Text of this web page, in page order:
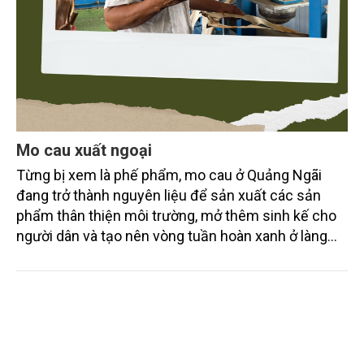
Mo cau xuất ngoại
Từng bị xem là phế phẩm, mo cau ở Quảng Ngãi
đang trở thành nguyên liệu để sản xuất các sản
phẩm thân thiện môi trường, mở thêm sinh kế cho
người dân và tạo nên vòng tuần hoàn xanh ở làng
chén, dĩa... từ mo cau đã được thị trường trong nước